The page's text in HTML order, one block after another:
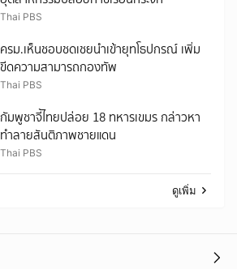
Thai PBS
ครม.เห็นชอบชดเชยนำเข้ายุทโธปกรณ์ เพิ่ม
ขีดความสามารถกองทัพ
Thai PBS
กัมพูชาจี้ไทยปล่อย 18 ทหารเขมร กล่าวหา
ทำลายสันติภาพชายแดน
Thai PBS
ดูเพิ่ม